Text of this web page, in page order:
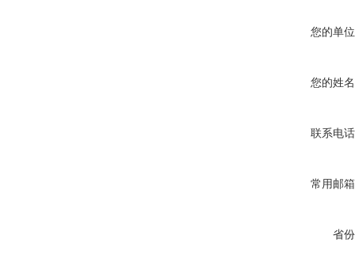
您的单
您的姓
联系电
常用邮
省